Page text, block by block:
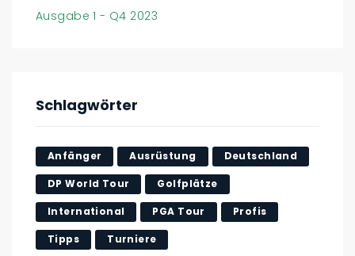
Ausgabe 1 - Q4 2023
Schlagwörter
Anfänger Ausrüstung Deutschland
DP World Tour Golfplätze
International PGA Tour Profis
Tipps Turniere